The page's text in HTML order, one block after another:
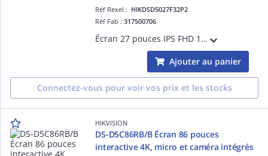
Réf Rexel : HIKDSD5027F32P2
Réf Fab :317500706
Écran 27 pouces IPS FHD 1920×1080 avec angle 178°, rafraîchissement 100 Hz pour une image fluide, design ultra-fin à bordures minces sur trois côtés, HDMI/VGA, réduction du bruit 3D, faible lumière bleue, compatible fixation murale VESA.
Ajouter au panier
Connectez-vous pour voir vos prix et les stocks
HIKVISION
DS-D5C86RB/B Écran 86 pouces
interactive 4K, micro et caméra intégrés